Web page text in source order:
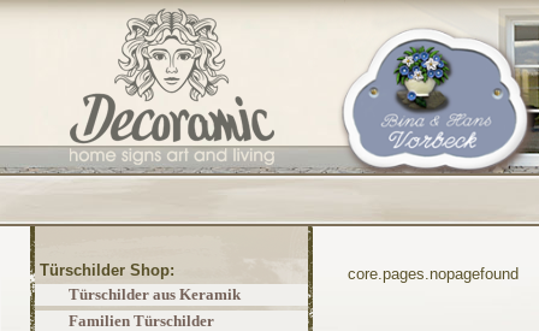
Türschilder Shop:
Türschilder aus Keramik
Familien Türschilder
core.pages.nopagefound